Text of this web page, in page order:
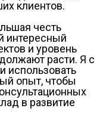
клиентов.
честь
интересный
и уровень
расти. Я с
использовать
опыт, чтобы
в развитие